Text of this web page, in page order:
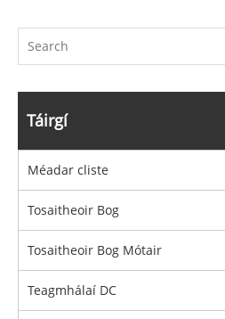
Táirgí
Méadar cliste
Tosaitheoir Bog
Tosaitheoir Bog Mótair
Teagmhálaí DC